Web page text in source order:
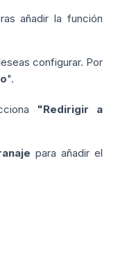
añadir la función
configurar. Por
".
"Redirigir a
para añadir el